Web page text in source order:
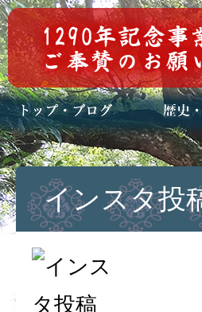
トップページ
ブログ(日々八百万)
お知らせ一覧 歴史・ご
年中行事
メディア
インスタ投